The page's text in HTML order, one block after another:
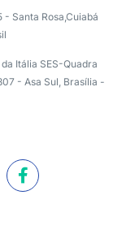
- Santa Rosa,Cuiabá
Itália SES-Quadra
- Asa Sul, Brasília -